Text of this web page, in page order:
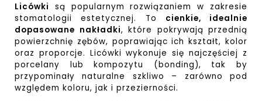
Licówki
są popularnym rozwiązaniem w zakresie
stomatologii estetycznej. To cienkie, idealnie
dopasowane nakładki, które pokrywają przednią
powierzchnię zębów, poprawiając ich kształt, kolor
oraz proporcje. Licówki wykonuje się najczęściej z
porcelany lub kompozytu (bonding), tak by
przypominały naturalne szkliwo – zarówno pod
względem koloru, jak i przezierności.